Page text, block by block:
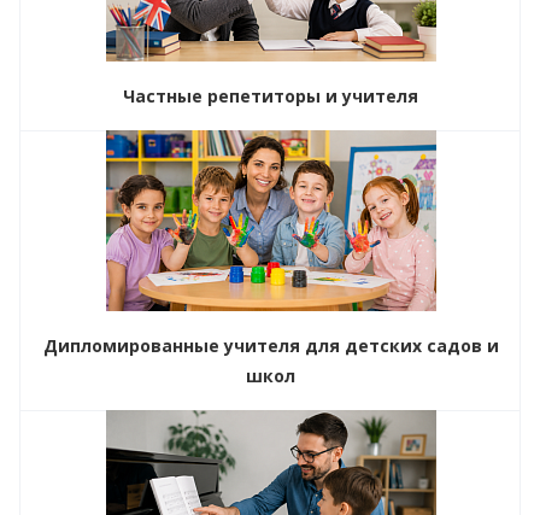
Частные репетиторы и учителя
Дипломированные учителя для детских садов и
школ